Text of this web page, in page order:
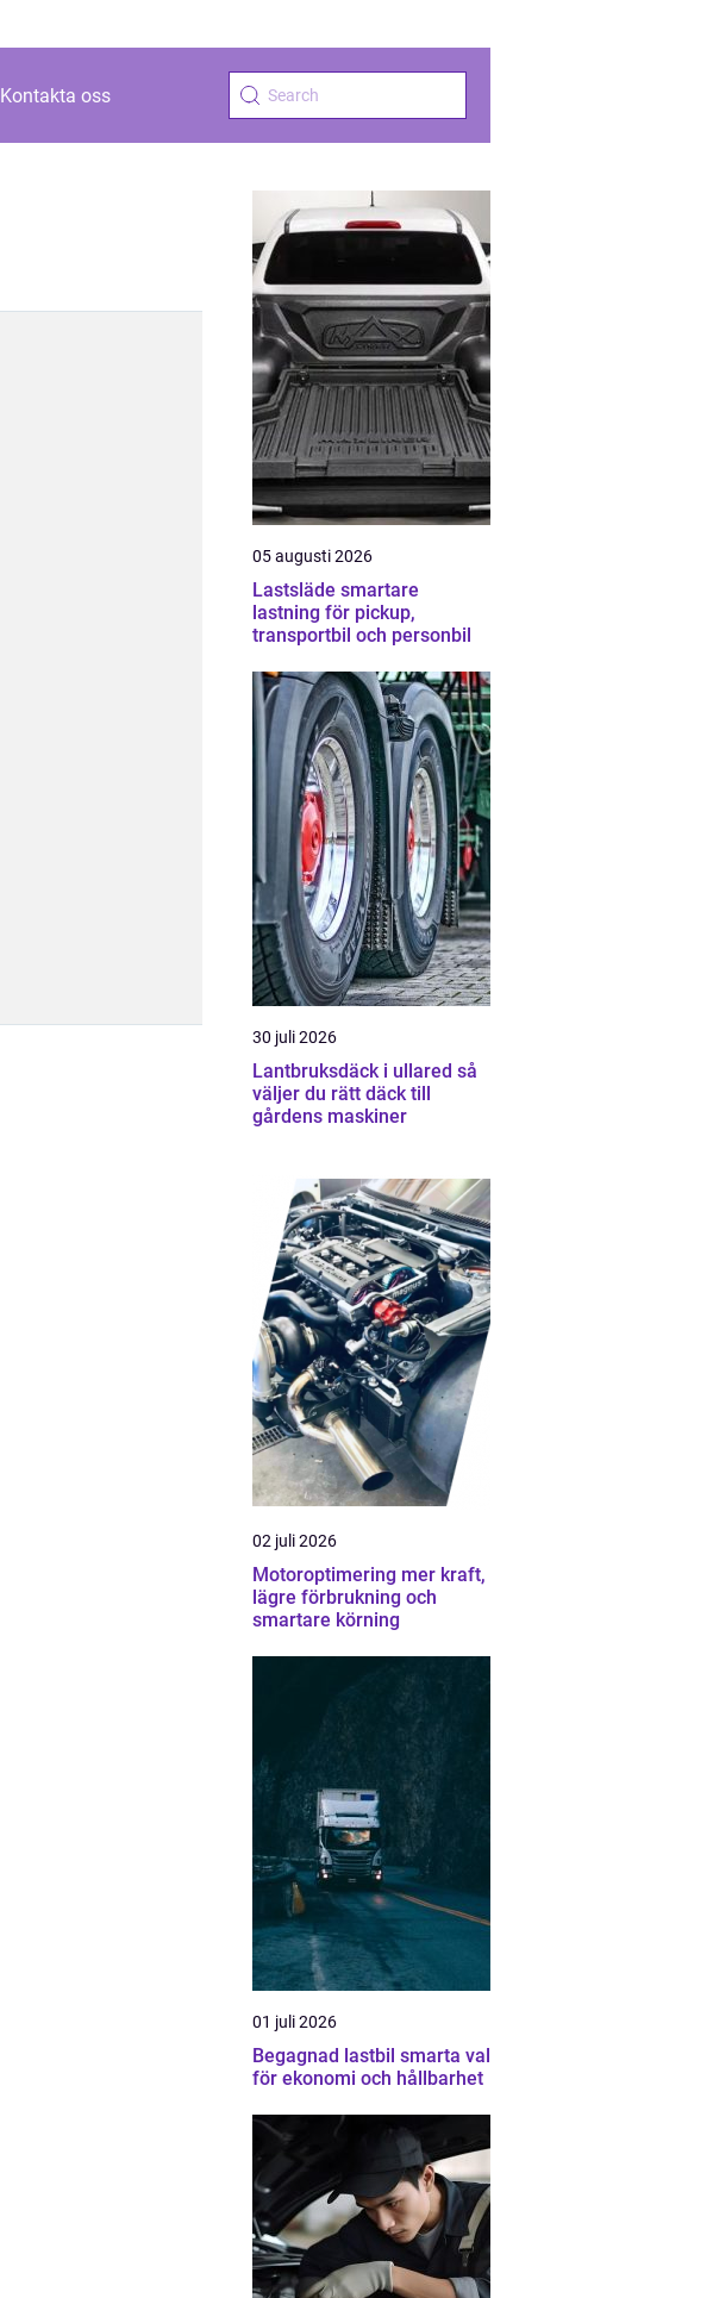
Kontakta oss
05 augusti 2026
Lastsläde smartare
lastning för pickup,
transportbil och personbil
30 juli 2026
Lantbruksdäck i ullared så
väljer du rätt däck till
gårdens maskiner
02 juli 2026
Motoroptimering mer kraft,
lägre förbrukning och
smartare körning
01 juli 2026
Begagnad lastbil smarta val
för ekonomi och hållbarhet